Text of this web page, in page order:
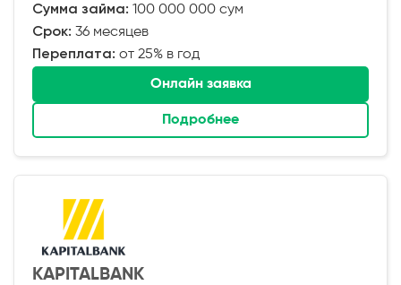
Сумма займа: 100 000 000 сум
Срок: 36 месяцев
Переплата: от 25% в год
Онлайн заявка
Подробнее
KAPITALBANK